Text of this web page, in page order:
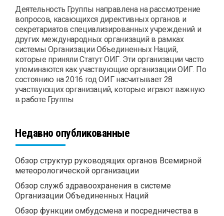
Деятельность Группы направлена на рассмотрение
вопросов, касающихся директивных органов и
секретариатов специализированных учреждений и
других международных организаций в рамках
системы Организации Объединенных Наций,
которые приняли Статут ОИГ. Эти организации часто
упоминаются как участвующие организации ОИГ. По
состоянию на 2016 год ОИГ насчитывает 28
участвующих организаций, которые играют важную
в работе Группы
Недавно опубликованные
Обзор структур руководящих органов Всемирной
метеорологической организации
Обзор служб здравоохранения в системе
Организации Объединенных Наций
Обзор функции омбудсмена и посредничества в